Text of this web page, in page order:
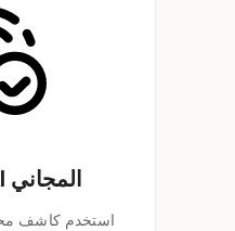
كاشف محتوى AI المجاني
استخدم كاشف